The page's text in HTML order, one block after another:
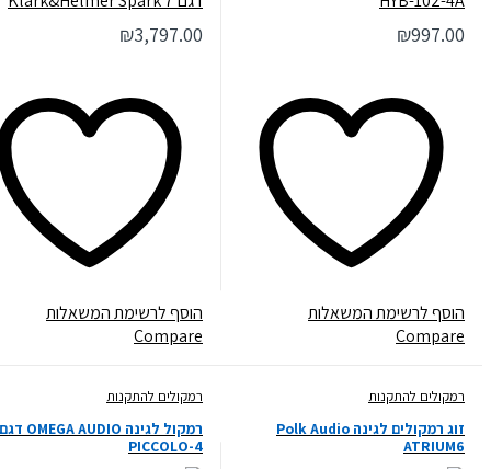
₪997.00
הוסף לרשימת המשאלות
Compare
₪3,797.00
הוסף לרשימת המשאלות
Compare
רמקולים להתקנות
‏זוג רמקולים לגינה Polk Audio
ATRIUM6
רמקולים להתקנות
רמקול לגינה OMEGA AUDIO דגם
PICCOLO-4